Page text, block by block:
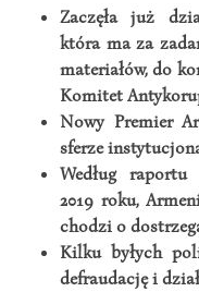
Zaczęła już
która ma za
materiałów, do
Komitet
Nowy Premier
sferze
Według
2019 roku,
chodzi o
Kilku byłych
defraudację i